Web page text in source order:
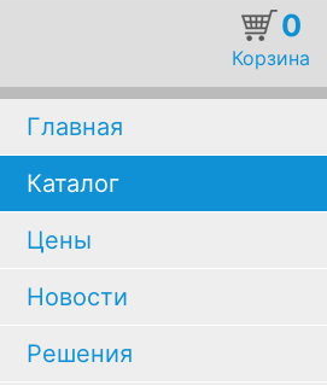
0
Корзина
Главная
Каталог
Цены
Новости
Решения